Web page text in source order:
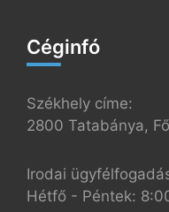
Céginfó
Székhely címe:
2800 Tatabánya,
Irodai
Hétfő - Péntek: